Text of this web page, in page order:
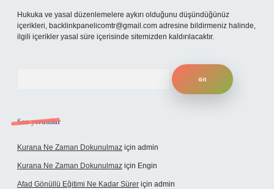
Hukuka ve yasal düzenlemelere aykırı olduğunu düşündüğünüz
içerikleri, backlinkpanelicomtr@gmail.com adresine bildirmeniz halinde,
ilgili içerikler yasal süre içerisinde sitemizden kaldırılacaktır.
Son yorumlar
Kurana Ne Zaman Dokunulmaz için admin
Kurana Ne Zaman Dokunulmaz için Engin
Afad Gönüllü Eğitimi Ne Kadar Sürer için admin